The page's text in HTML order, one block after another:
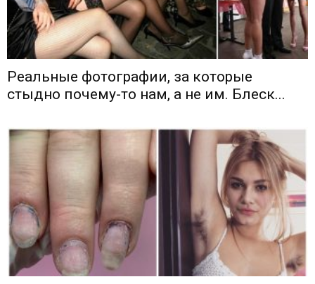
Реальные фотографии, за которые
стыдно почему-то нам, а не им. Блеск...